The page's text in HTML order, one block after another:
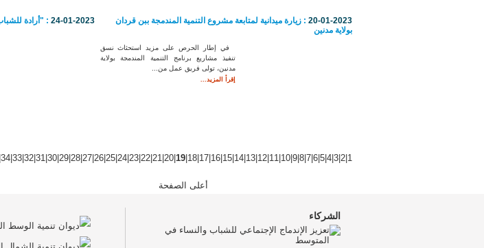
20-01-2023 : زيارة ميدانية لمتابعة مشروع التنمية المندمجة ببن قردان
بولاية مدنين
في إطار الحرص على مزيد استحثاث نسق
تنفيذ مشاريع برنامج التنمية المندمجة بولاية
مدنين، تولى فريق عمل من...
إقرأ المزيد...
24-01-2023 : "أرادة
1
2
3
4
5
6
7
8
9
10
11
12
13
14
15
16
17
18
19
20
21
22
23
24
25
26
27
28
29
30
31
32
33
34
أعلى الصفحة
الشركاء